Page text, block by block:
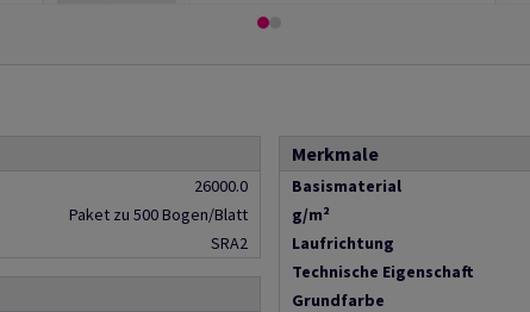
26000.0
Paket zu 500 Bogen/Blatt
SRA2
Merkmale
Basismaterial
g/m²
Laufrichtung
Technische Eigenschaft
Grundfarbe